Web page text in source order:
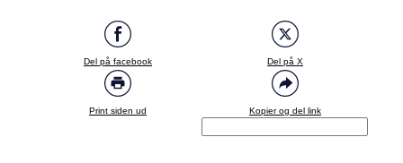
Del på facebook Del på X
Print siden ud Kopier og del link